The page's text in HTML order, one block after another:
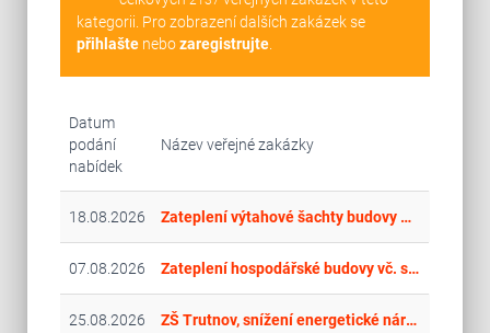
kategorii. Pro zobrazení dalších zakázek se
přihlaštenebozaregistrujte.
Datum
podání
nabídek
Název veřejné zakázky
18.08.2026 Zateplení výtahové šachty budovy &quot;A&quot; DZR Kamenická
07.08.2026 Zateplení hospodářské budovy vč. střechy - Mateřská škola Kolín II, Bezručova 801, Kolín
25.08.2026 ZŠ Trutnov, snížení energetické náročnosti budov - objekt ZŠ R. Frimla